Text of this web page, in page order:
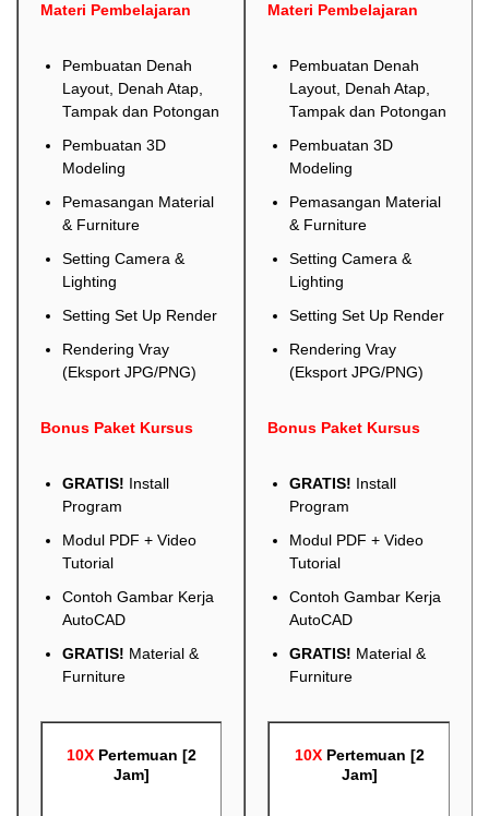
Materi Pembelajaran
Pembuatan Denah
Layout, Denah Atap,
Tampak dan Potongan
Pembuatan 3D
Modeling
Pemasangan Material
& Furniture
Setting Camera &
Lighting
Setting Set Up Render
Rendering Vray
(Eksport JPG/PNG)
Bonus Paket Kursus
GRATIS! Install
Program
Modul PDF + Video
Tutorial
Contoh Gambar Kerja
AutoCAD
GRATIS! Material &
Furniture
10X Pertemuan [2
Jam]
Materi Pembelajaran
Pembuatan Denah
Layout, Denah Atap,
Tampak dan Potongan
Pembuatan 3D
Modeling
Pemasangan Material
& Furniture
Setting Camera &
Lighting
Setting Set Up Render
Rendering Vray
(Eksport JPG/PNG)
Bonus Paket Kursus
GRATIS! Install
Program
Modul PDF + Video
Tutorial
Contoh Gambar Kerja
AutoCAD
GRATIS! Material &
Furniture
10X Pertemuan [2
Jam]